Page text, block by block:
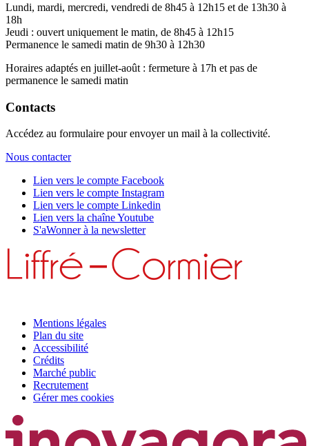
Lundi, mardi, mercredi, vendredi de 8h45 à 12h15 et de 13h30 à
18h
Jeudi : ouvert uniquement le matin, de 8h45 à 12h15
Permanence le samedi matin de 9h30 à 12h30
Horaires adaptés en juillet-août : fermeture à 17h et pas de
permanence le samedi matin
Contacts
Accédez au formulaire pour envoyer un mail à la collectivité.
Nous contacter
Lien vers le compte Facebook
Lien vers le compte Instagram
Lien vers le compte Linkedin
Lien vers la chaîne Youtube
S'aWonner à la newsletter
Mentions légales
Plan du site
Accessibilité
Crédits
Marché public
Recrutement
Gérer mes cookies